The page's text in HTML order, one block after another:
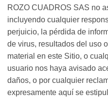
ROZO CUADROS SAS no
incluyendo cualquier
perjuicio, la pérdida de
de virus, resultados del uso
material en este Sitio, o
usuario nos haya avisado
daños, o por cualquier
expresamente aquí se